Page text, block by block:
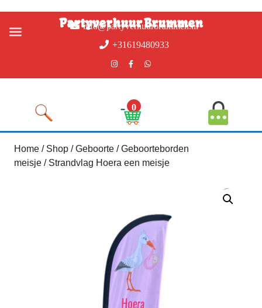
info@partyverhuurbrummen.nl
+31619480933
0
Home / Shop /Geboorte /Geboorteborden
meisje / Strandvlag Hoera een meisje
Partyverhuur Brummen